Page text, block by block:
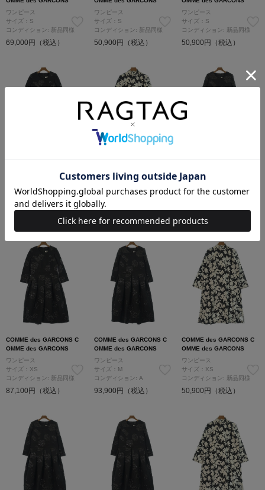
ワンピース
サイズ：S
コンディション: 新品同様
69,000円（税込）
ワンピース
サイズ：S
コンディション: 新品同様
50,900円（税込）
ワンピース
サイズ：S
コンディション: 新品同様
50,900円（税込）
OMME des GARCONS
サイズ：XS
コンディション: 新品同様
87,100円（税込）
OMME des GARCONS
サイズ：XS
コンディション: 新品同様
50,900円（税込）
OMME des GARCONS
サイズ：M
93,900円（税込）
COMME des GARCONS C
OMME des GARCONS
ワンピース
サイズ：XS
コンディション: 新品同様
87,100円（税込）
COMME des GARCONS C
OMME des GARCONS
ワンピース
サイズ：M
コンディション: A
93,900円（税込）
COMME des GARCONS C
OMME des GARCONS
ワンピース
サイズ：XS
コンディション: 新品同様
50,900円（税込）